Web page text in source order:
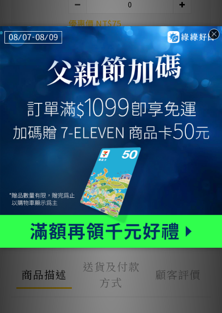
優惠價 NT$75
優惠加購|簡約白手提收納盒(24*16*10cm)
優惠價 NT$89
優惠加購|掃拖機器人專用地板清潔劑
優惠價 NT$399
加入購物車
加入追蹤清單
商品描述
送貨及付款
方式
顧客評價